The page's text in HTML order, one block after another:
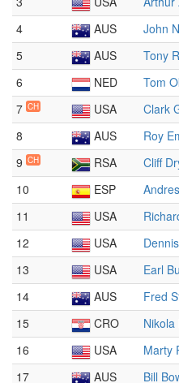
4
AUS
John
5
AUS
Tony
6
NED
Tom
7 CH USA
Clark
8
AUS
Roy
9 CH RSA
Cliff
10
ESP
11
USA
12
USA
13
USA
Earl
14
AUS
Fred
15
CRO
Nikola
16
USA
Marty
17
AUS Bill